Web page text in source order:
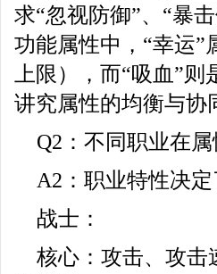
求“忽视防御”、“暴
功能属性中，“幸运”
上限），而“吸血”
讲究属性的均衡与协
Q2：不同职业在
A2：职业特性决定
战士：
核心：攻击、攻击